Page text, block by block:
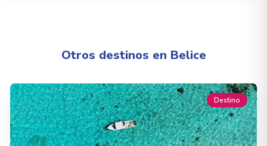
Otros destinos en Belice
Destino